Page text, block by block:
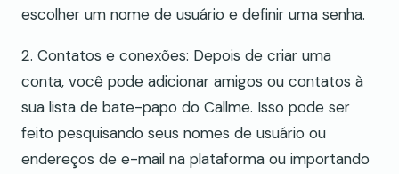
escolher um nome de usuário e definir uma senha.
2. Contatos e conexões: Depois de criar uma
conta, você pode adicionar amigos ou contatos à
sua lista de bate-papo do Callme. Isso pode ser
feito pesquisando seus nomes de usuário ou
endereços de e-mail na plataforma ou importando